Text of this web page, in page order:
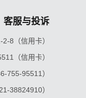
客服与投诉
8（信用卡）
（信用卡）
755-95511）
38824910）